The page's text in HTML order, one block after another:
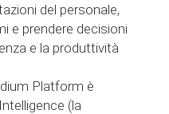
del personale,
e prendere decisioni
e la produttività
Platform è
(la